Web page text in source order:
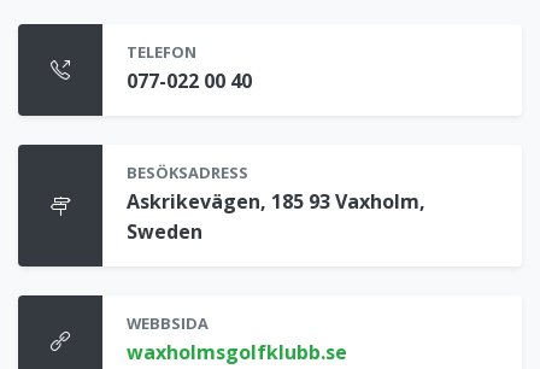
TELEFON
077-022 00 40
BESÖKSADRESS
Askrikevägen, 185 93 Vaxholm,
Sweden
WEBBSIDA
waxholmsgolfklubb.se